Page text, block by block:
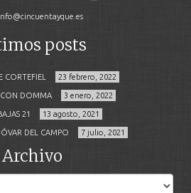
posts
CORTEFIEL 23 febrero, 2022
CON DOMMA 3 enero, 2022
21 13 agosto, 2021
DEL CAMPO 7 julio, 2021
Archivo